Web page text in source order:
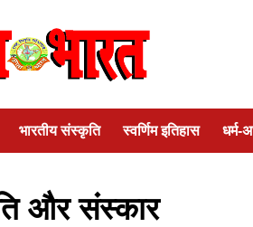
भारतीय संस्कृति स्वर्णिम इतिहास धर्म-
और संस्कार